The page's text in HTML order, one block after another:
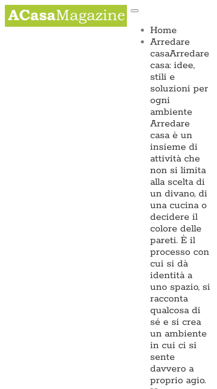
Salta
contenuto
Toggle
Home
Arredare
casaArredare
casa: idee,
stili e
soluzioni per
ogni
ambiente
Arredare
casa è un
insieme di
attività che
non si limita
alla scelta di
un divano, di
una cucina o
decidere il
colore delle
pareti. È il
processo con
cui si dà
identità a
uno spazio, si
racconta
qualcosa di
sé e si crea
un ambiente
in cui ci si
sente
davvero a
proprio agio.